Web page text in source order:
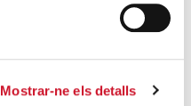
Mostrar-ne els detalls